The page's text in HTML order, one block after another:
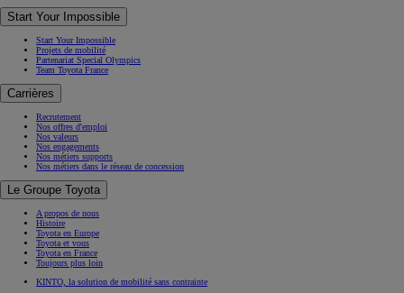
Start Your Impossible
Start Your Impossible
Projets de mobilité
Partenariat Special Olympics
Team Toyota France
Carrières
Recrutement
Nos offres d'emploi
Nos valeurs
Nos engagements
Nos métiers supports
Nos métiers dans le réseau de concession
Le Groupe Toyota
A propos de nous
Histoire
Toyota en Europe
Toyota et vous
Toyota en France
Toujours plus loin
KINTO, la solution de mobilité sans contrainte